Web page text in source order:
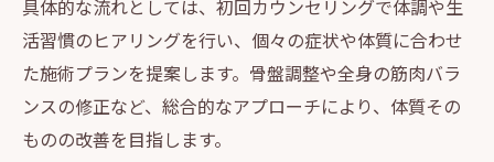
具体的な流れとしては、初回カウンセリングで体調や生
活習慣のヒアリングを行い、個々の症状や体質に合わせ
た施術プランを提案します。骨盤調整や全身の筋肉バラ
ンスの修正など、総合的なアプローチにより、体質その
ものの改善を目指します。